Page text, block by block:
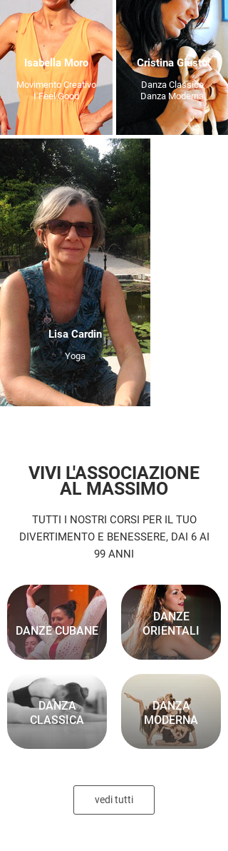
Isabella Moro
Movimento Creativo
I Feel Good
Cristina Giusto
Danza Classica
Danza Moderna
Lisa Cardin
Yoga
VIVI L'ASSOCIAZIONE
AL MASSIMO
TUTTI I NOSTRI CORSI PER IL TUO
DIVERTIMENTO E BENESSERE, DAI 6 AI
99 ANNI
DANZE CUBANE
DANZE
ORIENTALI
DANZA
CLASSICA
DANZA
MODERNA
PREPARAZIONEvedi tutti